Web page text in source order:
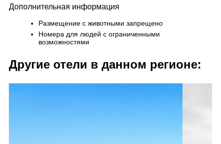
Дополнительная информация
Размещение с животными запрещено
Номера для людей с ограниченными
возможностями
Другие отели в данном регионе: